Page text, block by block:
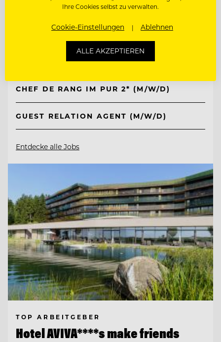
TOP ARBEITGEBER
Kempinski Hotel Berchtesgaden
83471 Berchtesgaden, Deutschland
CHEF DE RANG IM PUR 2* (M/W/D)
GUEST RELATION AGENT (M/W/D)
Entdecke alle Jobs
TOP ARBEITGEBER
Hotel AVIVA****s make friends
Ihre Cookies selbst zu verwalten.
Cookie-Einstellungen Ablehnen
ALLE AKZEPTIEREN